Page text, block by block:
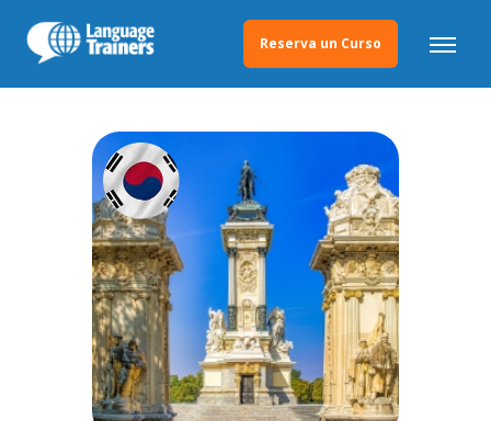
Reserva un Curso